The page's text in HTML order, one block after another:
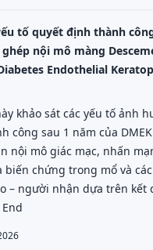
tố quyết định thành
nội mô màng
Endothelial
khảo sát các yếu tố ảnh
công sau 1 năm của
nội mô giác mạc, nhấn
biến chứng trong mổ và
– người nhận dựa trên kết